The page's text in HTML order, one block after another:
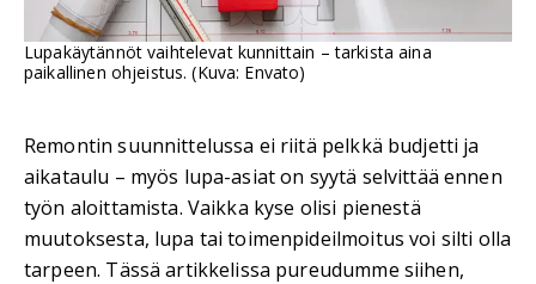
Lupakäytännöt vaihtelevat kunnittain – tarkista aina
paikallinen ohjeistus. (Kuva: Envato)
Remontin suunnittelussa ei riitä pelkkä budjetti ja
aikataulu – myös lupa-asiat on syytä selvittää ennen
työn aloittamista. Vaikka kyse olisi pienestä
muutoksesta, lupa tai toimenpideilmoitus voi silti olla
tarpeen. Tässä artikkelissa pureudumme siihen,